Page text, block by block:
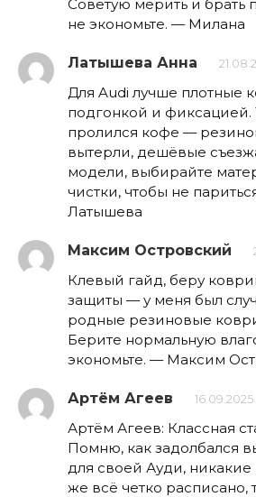
Советую мерить и брать
не экономьте. — Милана
Латышева Анна
Для Audi лучше плотные
подгонкой и фиксацией.
пролился кофе —
вытерли, дешёвые
модели, выбирайте
чистки, чтобы не
Латышева
Максим Островский
Клевый гайд, беру
защиты — у меня был
родные резиновые
Берите нормальную
экономьте. — Максим
Артём Агеев 16.09.2025
Артём Агеев: Классная
Помню, как задолбался
для своей Ауди, никакие
же всё четко расписано,